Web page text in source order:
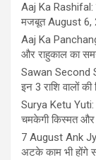
Aaj Ka Rashifal:
मजबूत August 6,
Aaj Ka
और राहुकाल का
Sawan Second
इन 3 राशि वालों
Surya Ketu Yuti:
चमकेगी किस्मत
7 August Ank
अटके काम भी होंगे